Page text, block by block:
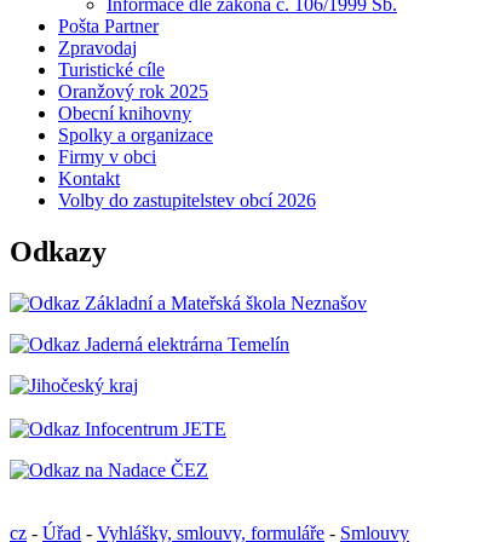
Pošta Partner
Zpravodaj
Turistické cíle
Oranžový rok 2025
Obecní knihovny
Spolky a organizace
Firmy v obci
Kontakt
Volby do zastupitelstev obcí 2026
Odkazy
cz - Úřad - Vyhlášky, smlouvy, formuláře - Smlouvy